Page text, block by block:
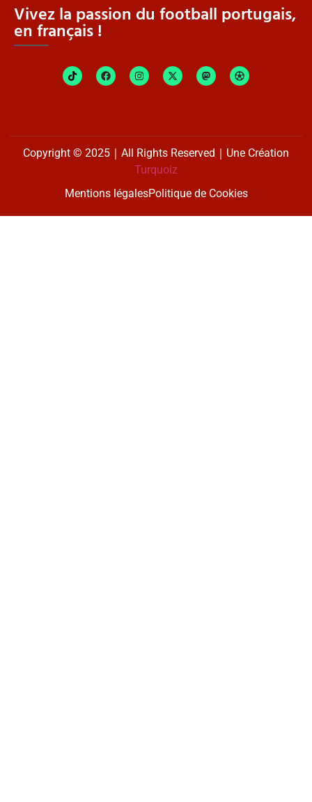
Vivez la passion du football portugais,
en français !
Copyright © 2025｜All Rights Reserved｜Une Création
Turquoiz
Mentions légalesPolitique de Cookies